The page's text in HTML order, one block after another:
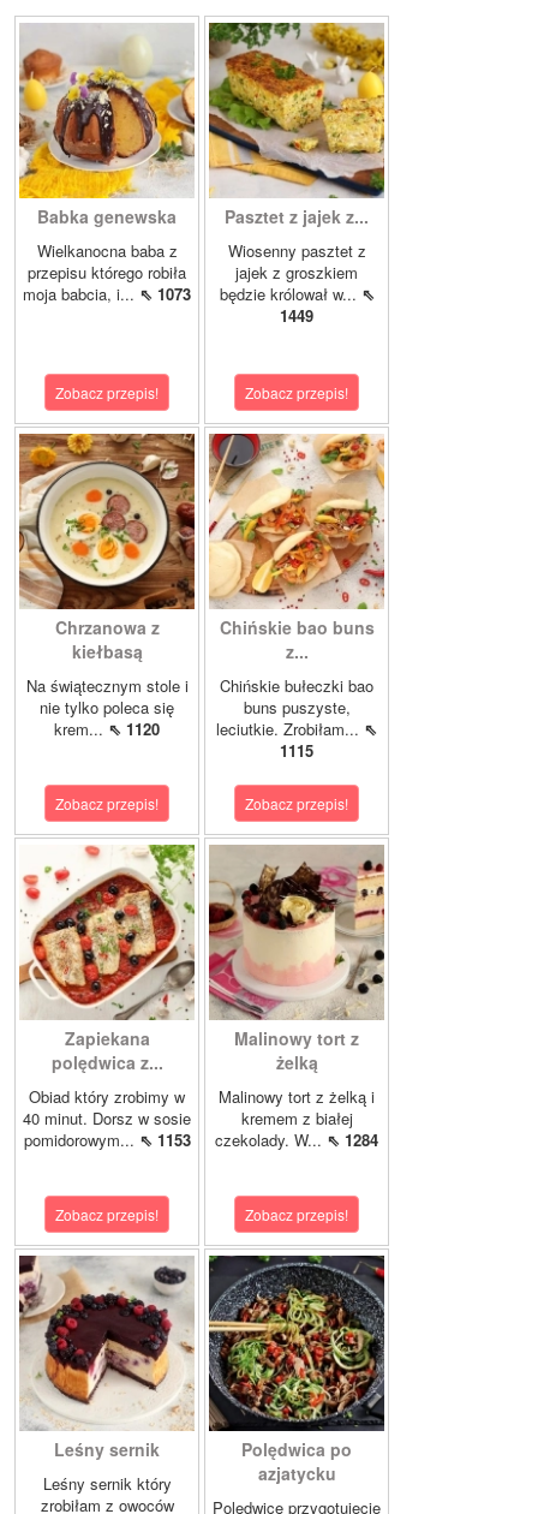
Babka genewska
Wielkanocna baba z
przepisu którego robiła
moja babcia, i... ⇖ 1073
Zobacz przepis!
Pasztet z jajek z...
Wiosenny pasztet z
jajek z groszkiem
będzie królował w... ⇖
1449
Zobacz przepis!
Chrzanowa z
kiełbasą
Na świątecznym stole i
nie tylko poleca się
krem... ⇖ 1120
Zobacz przepis!
Chińskie bao buns
z...
Chińskie bułeczki bao
buns puszyste,
leciutkie. Zrobiłam... ⇖
1115
Zobacz przepis!
Zapiekana
polędwica z...
Obiad który zrobimy w
40 minut. Dorsz w sosie
pomidorowym... ⇖ 1153
Zobacz przepis!
Malinowy tort z
żelką
Malinowy tort z żelką i
kremem z białej
czekolady. W... ⇖ 1284
Zobacz przepis!
Leśny sernik
Leśny sernik który
zrobiłam z owoców
Polędwica po
azjatycku
Polędwicę przygotujecie